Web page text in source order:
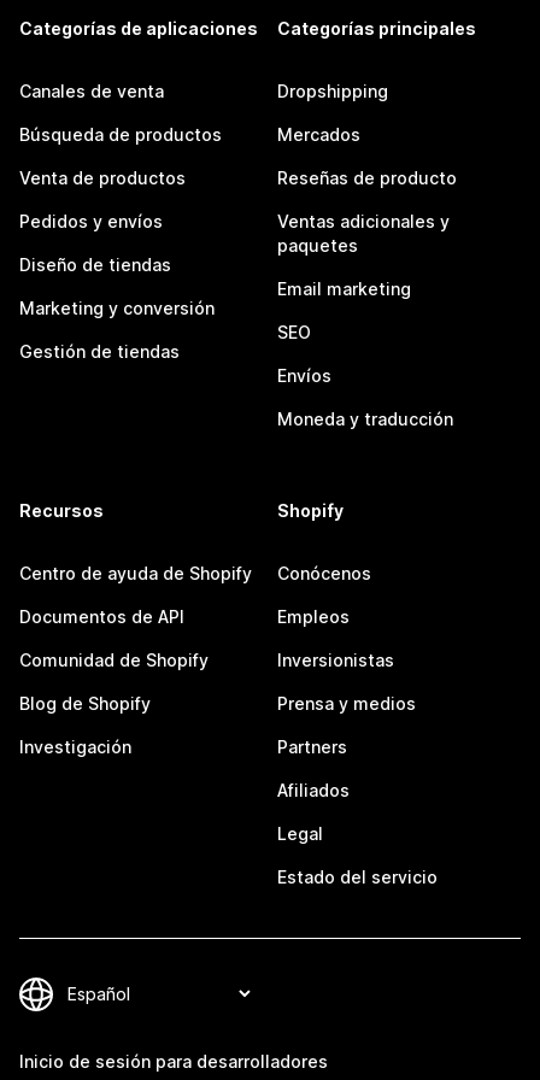
Categorías de aplicaciones
Canales de venta
Búsqueda de productos
Venta de productos
Pedidos y envíos
Diseño de tiendas
Marketing y conversión
Gestión de tiendas
Categorías principales
Dropshipping
Mercados
Reseñas de producto
Ventas adicionales y
paquetes
Email marketing
SEO
Envíos
Moneda y traducción
Recursos
Centro de ayuda de Shopify
Documentos de API
Comunidad de Shopify
Blog de Shopify
Investigación
Shopify
Conócenos
Empleos
Inversionistas
Prensa y medios
Partners
Afiliados
Legal
Estado del servicio
Inicio de sesión para desarrolladores